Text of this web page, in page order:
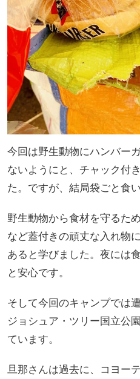
今回は野生動物にハンバー
ないようにと、チャック付
た。ですが、結局袋ごと食
野生動物から食材を守るた
など蓋付きの頑丈な入れ物
あると学びました。夜には
と安心です。
そして今回のキャンプでは
ジョシュア・ツリー国立公
ています。
旦那さんは過去に、コヨー